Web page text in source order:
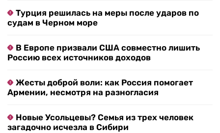
Турция решилась на меры после ударов по
судам в Черном море
В Европе призвали США совместно лишить
Россию всех источников доходов
Жесты доброй воли: как Россия помогает
Армении, несмотря на разногласия
Новые Усольцевы? Семья из трех человек
загадочно исчезла в Сибири